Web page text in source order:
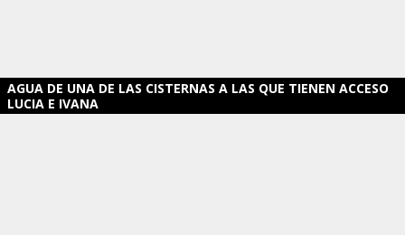
AGUA DE UNA DE LAS CISTERNAS A LAS QUE TIENEN ACCESO
LUCIA E IVANA